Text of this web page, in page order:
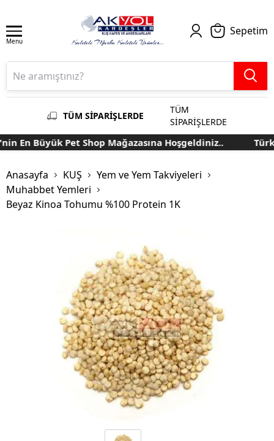
Menu
Sepetim
TÜM SİPARİŞLERDE
TÜM
SİPARİŞLERDE
Büyük Pet Shop Mağazasına Hoşgeldiniz..
Anasayfa KUŞ
Yem ve Yem Takviyeleri
Muhabbet Yemleri
Beyaz Kinoa Tohumu %100 Protein 1K